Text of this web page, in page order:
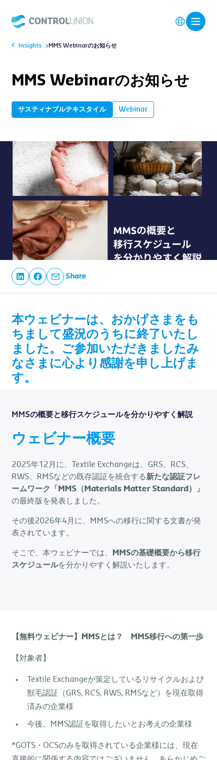
Insights MMS Webinarのお知らせ
MMS Webinarのお知らせ
サスティナブルテキスタイル Webinar
Share
本ウェビナーは、おかげさまをも
ちまして盛況のうちに終了いたし
ました。ご参加いただきましたみ
なさまに心より感謝を申し上げま
す。
MMSの概要と移行スケジュールを分かりやすく解説
ウェビナー概要
2025年12月に、Textile Exchangeは、GRS、RCS、
RWS、RMSなどの既存認証を統合する新たな認証フレ
ームワーク「MMS（Materials Matter Standard）」
の最終版を発表しました。
その後2026年4月に、MMSへの移行に関する文書が発
表されています。
そこで、本ウェビナーでは、
MMSの基礎概要から移行
スケジュールを分かりやすく解説いたします。
【無料ウェビナー】MMSとは？ MMS移行への第一歩
【対象者】
Textile Exchangeが策定しているリサイクルおよび
獣毛認証（GRS, RCS, RWS, RMSなど）を現在取得
済みの企業様
今後、MMS認証を取得したいとお考えの企業様
*GOTS・OCSのみを取得されている企業様には、現在